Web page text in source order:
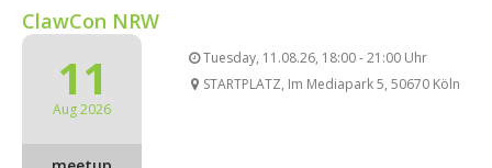
ClawCon NRW
11
Aug 2026
Tuesday, 11.08.26, 18:00 - 21:00 Uhr
STARTPLATZ, Im Mediapark 5, 50670 Köln